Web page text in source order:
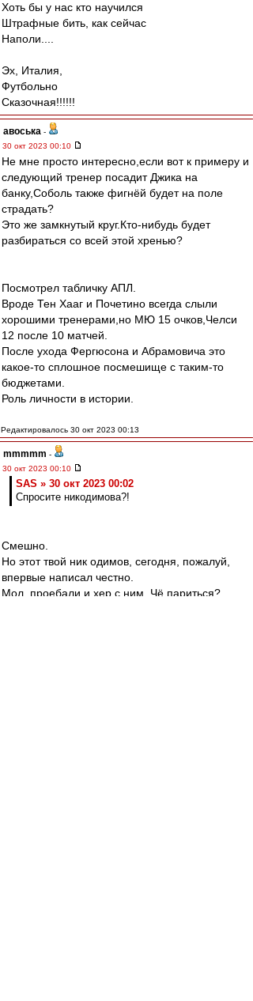
Хоть бы у нас кто научился
Штрафные бить, как сейчас
Наполи....
Эх, Италия,
Футбольно
Сказочная!!!!!!
авоська -
30 окт 2023 00:10
Не мне просто интересно,если вот к примеру и
следующий тренер посадит Джика на
банку,Соболь также фигнёй будет на поле
страдать?
Это же замкнутый круг.Кто-нибудь будет
разбираться со всей этой хренью?
Посмотрел табличку АПЛ.
Вроде Тен Хааг и Почетино всегда слыли
хорошими тренерами,но МЮ 15 очков,Челси
12 после 10 матчей.
После ухода Фергюсона и Абрамовича это
какое-то сплошное посмешище с таким-то
бюджетами.
Роль личности в истории.
Редактировалось 30 окт 2023 00:13
mmmmm -
30 окт 2023 00:10
SAS » 30 окт 2023 00:02
Спросите никодимова?!
Смешно.
Но этот твой ник одимов, сегодня, пожалуй,
впервые написал честно.
Мол, проебали и хер с ним. Чё париться?